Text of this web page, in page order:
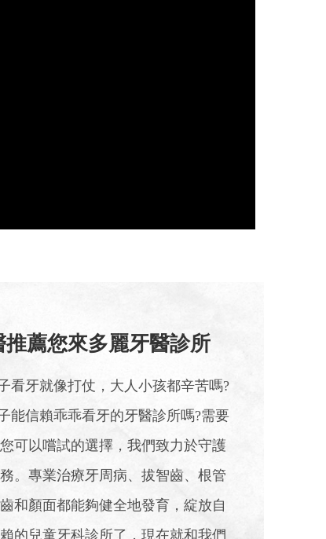
薦您來多麗牙醫診所
看牙就像打仗，大人小孩都辛苦嗎?
能信賴乖乖看牙的牙醫診所嗎?需要
可以嚐試的選擇，我們致力於守護
。專業治療牙周病、拔智齒、根管
和顏面都能夠健全地發育，綻放自
的兒童牙科診所了，現在就和我們